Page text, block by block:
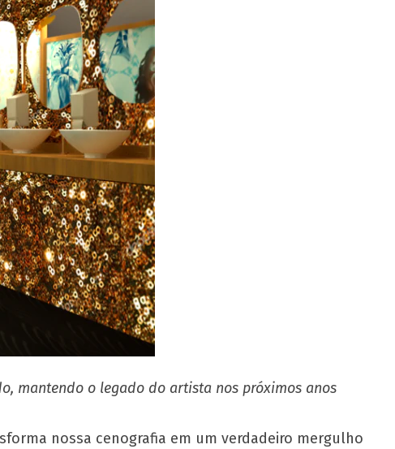
mantendo o legado do artista nos próximos anos
nossa cenografia em um verdadeiro mergulho